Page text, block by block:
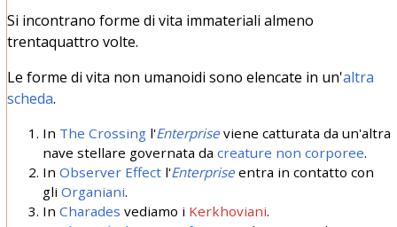
Si incontrano forme di vita immateriali almeno
trentaquattro volte.
Le forme di vita non umanoidi sono elencate in un'altra
scheda.
In The Crossingl'Enterpriseviene catturata da un'altra
nave stellare governata da creature non corporee.
In Observer Effectl'Enterpriseentra in contatto con
gli Organiani.
In Charades vediamo i Kerkhoviani.